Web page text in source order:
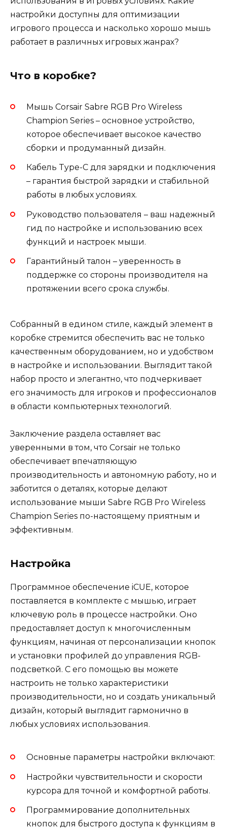
настройки доступны для оптимизации
игрового процесса и насколько хорошо мышь
работает в различных игровых жанрах?
Что в коробке?
Мышь Corsair Sabre RGB Pro Wireless
Champion Series – основное устройство,
которое обеспечивает высокое качество
сборки и продуманный дизайн.
Кабель Type-C для зарядки и подключения
– гарантия быстрой зарядки и стабильной
работы в любых условиях.
Руководство пользователя – ваш надежный
гид по настройке и использованию всех
функций и настроек мыши.
Гарантийный талон – уверенность в
поддержке со стороны производителя на
протяжении всего срока службы.
Собранный в едином стиле, каждый элемент в
коробке стремится обеспечить вас не только
качественным оборудованием, но и удобством
в настройке и использовании. Выглядит такой
набор просто и элегантно, что подчеркивает
его значимость для игроков и профессионалов
в области компьютерных технологий.
Заключение раздела оставляет вас
уверенными в том, что Corsair не только
обеспечивает впечатляющую
производительность и автономную работу, но и
заботится о деталях, которые делают
использование мыши Sabre RGB Pro Wireless
Champion Series по-настоящему приятным и
эффективным.
Настройка
Программное обеспечение iCUE, которое
поставляется в комплекте с мышью, играет
ключевую роль в процессе настройки. Оно
предоставляет доступ к многочисленным
функциям, начиная от персонализации кнопок
и установки профилей до управления RGB-
подсветкой. С его помощью вы можете
настроить не только характеристики
производительности, но и создать уникальный
дизайн, который выглядит гармонично в
любых условиях использования.
Основные параметры настройки включают:
Настройки чувствительности и скорости
курсора для точной и комфортной работы.
Программирование дополнительных
кнопок для быстрого доступа к функциям в